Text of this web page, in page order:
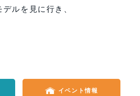
ルを見に行き、
イベント情報